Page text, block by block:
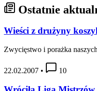
Ostatnie
Wieści z drużyny
Zwycięstwo i porażka
22.02.2007 • 10